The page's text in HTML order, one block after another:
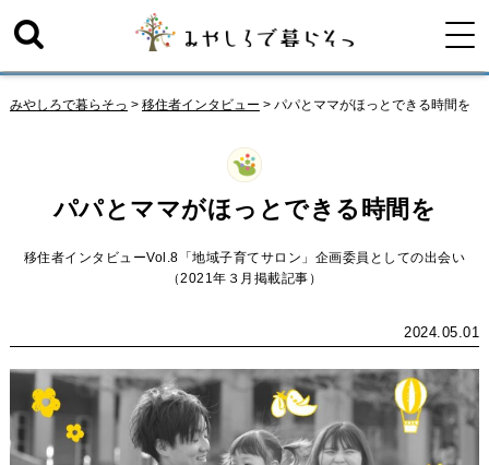
みやしろで暮らそっ > 移住者インタビュー > パパとママがほっとできる時間を
パパとママがほっとできる時間を
移住者インタビューVol.8「地域子育てサロン」企画委員としての出会い
（2021年３月掲載記事）
2024.05.01